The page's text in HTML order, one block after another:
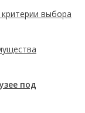
выбора
под